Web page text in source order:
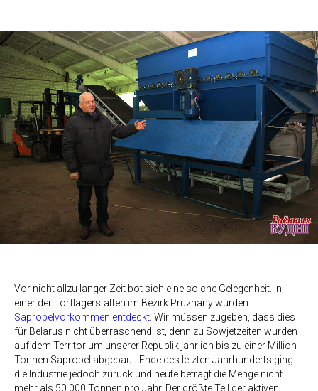
Vor nicht allzu langer Zeit bot sich eine solche Gelegenheit. In
einer der Torflagerstätten im Bezirk Pruzhany wurden
Sapropelvorkommen entdeckt . Wir müssen zugeben, dass dies
für Belarus nicht überraschend ist, denn zu Sowjetzeiten wurden
auf dem Territorium unserer Republik jährlich bis zu einer Million
Tonnen Sapropel abgebaut. Ende des letzten Jahrhunderts ging
die Industrie jedoch zurück und heute beträgt die Menge nicht
mehr als 50.000 Tonnen pro Jahr. Der größte Teil der aktiven